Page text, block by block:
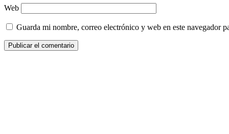
Web
Guarda mi nombre, correo electrónico y web en este navegador